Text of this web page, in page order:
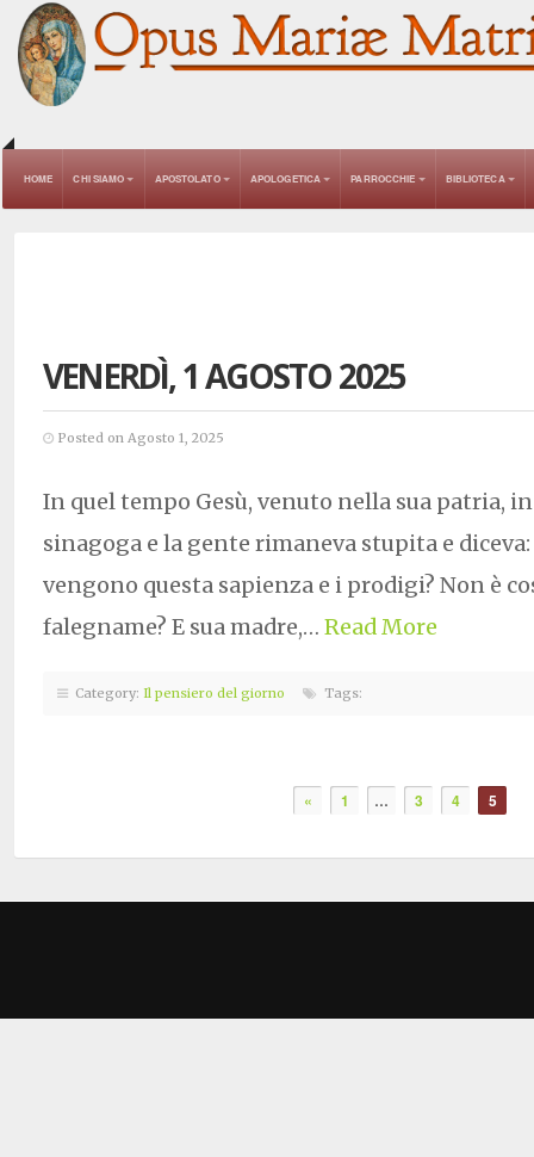
HOME CHI SIAMO APOSTOLATO APOLOGETICA PARROCCHIE BIBLIOTECA
VENERDÌ, 1 AGOSTO 2025
Posted on Agosto 1, 2025
In quel tempo Gesù, venuto nella sua patria,
sinagoga e la gente rimaneva stupita e
vengono questa sapienza e i prodigi? Non è
falegname? E sua madre,… Read More
Category: Il pensiero del giorno Tags:
« 1 … 3 4 5